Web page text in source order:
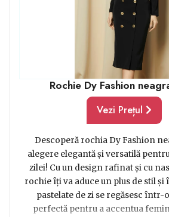
Rochie Dy Fashion
Vezi Prețul
Descoperă rochia Dy Fashion
alegere elegantă și versatilă
zilei! Cu un design rafinat și cu
rochie îți va aduce un plus de stil
pastelate de zi se regăsesc într-
perfectă pentru a accentua